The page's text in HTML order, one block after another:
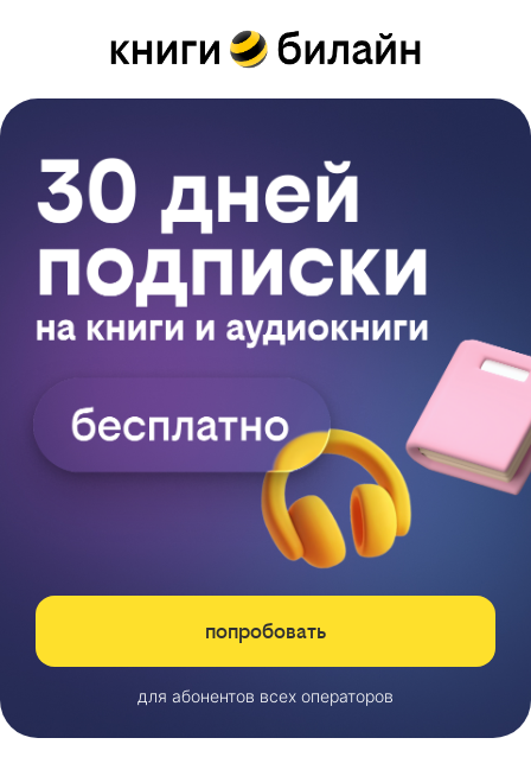
попробовать
для абонентов всех операторов